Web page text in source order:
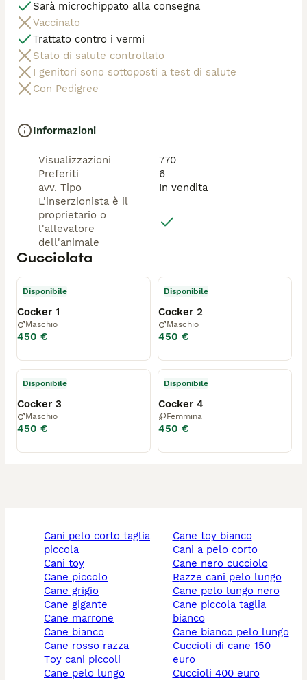
Sarà microchippato alla consegna
Vaccinato
Trattato contro i vermi
Stato di salute controllato
I genitori sono sottoposti a test di salute
Con Pedigree
Informazioni
Visualizzazioni
770
Preferiti
6
avv. Tipo
In vendita
L'inserzionista è il
proprietario o
l'allevatore
dell'animale
Cucciolata
Disponibile
Cocker 1
Maschio
450 €
Disponibile
Cocker 2
Maschio
450 €
Disponibile
Cocker 3
Maschio
450 €
Disponibile
Cocker 4
Femmina
450 €
cani pelo corto taglia
piccola
cani toy
cane piccolo
cane grigio
cane gigante
cane marrone
cane bianco
cane rosso razza
toy cani piccoli
cane pelo lungo
cane toy bianco
cani a pelo corto
cane nero cucciolo
razze cani pelo lungo
cane pelo lungo nero
cane piccola taglia
bianco
cane bianco pelo lungo
cuccioli di cane 150
euro
cuccioli 400 euro